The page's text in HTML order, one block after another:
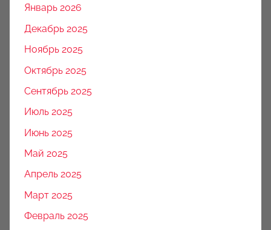
Январь 2026
Декабрь 2025
Ноябрь 2025
Октябрь 2025
Сентябрь 2025
Июль 2025
Июнь 2025
Май 2025
Апрель 2025
Март 2025
Февраль 2025